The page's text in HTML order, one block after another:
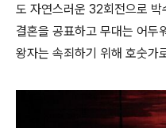
도 자연스러운 32회전으로 박
결혼을 공표하고 무대는 어두
왕자는 속죄하기 위해 호숫가